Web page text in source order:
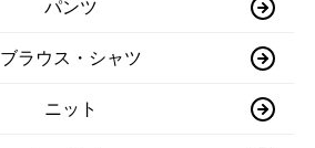
パンツ
ブラウス・シャツ
ニット